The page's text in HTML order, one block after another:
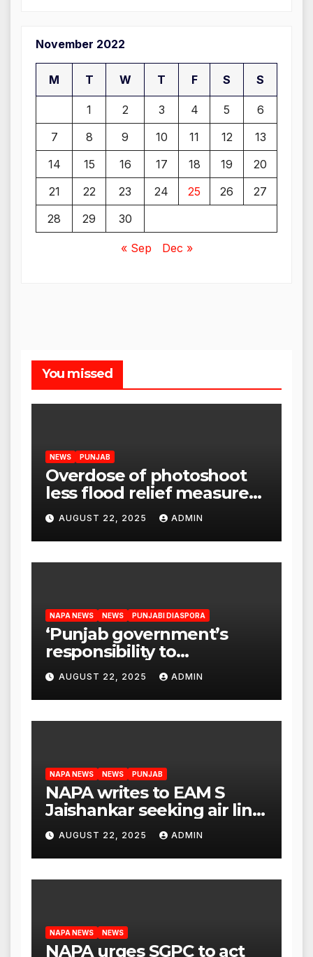
November 2022
M T W T F S S
1 2 3 4 5
6
7
8 9 10 11 12
13
14
15 16 17 18 19
20
21
22 23 24 25 26
27
28
29 30
« Sep Dec »
You missed
NEWS PUNJAB
Overdose of photoshoot
less flood relief measures:
Satnam Singh Chahal tells
CM Mann
AUGUST 22, 2025 ADMIN
NAPA NEWS NEWS PUNJABI DIASPORA
‘Punjab government’s
responsibility to
rehabilitate deported
immigrants’, says US NRI
body
AUGUST 22, 2025 ADMIN
NAPA NEWS NEWS PUNJAB
NAPA writes to EAM S
Jaishankar seeking air link
between San Francisco
and Amritsar
AUGUST 22, 2025 ADMIN
NAPA NEWS NEWS
NAPA urges SGPC to act